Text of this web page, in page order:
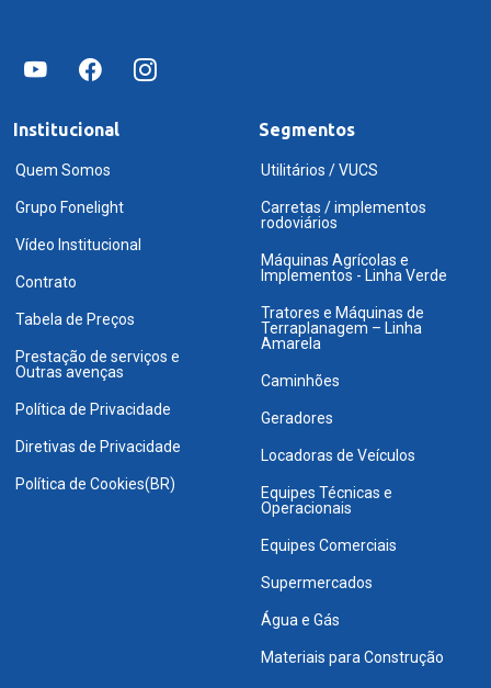
Institucional
Quem Somos
Grupo Fonelight
Vídeo Institucional
Contrato
Tabela de Preços
Prestação de serviços e
Outras avenças
Política de Privacidade
Diretivas de Privacidade
Política de Cookies(BR)
Segmentos
Utilitários / VUCS
Carretas / implementos
rodoviários
Máquinas Agrícolas e
Implementos - Linha Verde
Tratores e Máquinas de
Terraplanagem – Linha
Amarela
Caminhões
Geradores
Locadoras de Veículos
Equipes Técnicas e
Operacionais
Equipes Comerciais
Supermercados
Água e Gás
Materiais para Construção